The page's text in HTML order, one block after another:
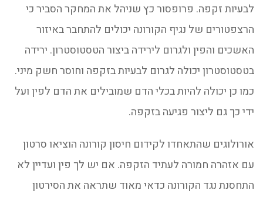
לבעיות זקפה. פרופסור כץ שניהל את המחקר הסביר כי
הרצפטורים של נגיף הקורונה יכולים להתחבר באיזור
האשכים והפין ולגרום לירידה ביצור הטסטוסטרון. ירידה
בטסטוסטרון יכולה לגרום לבעיות בזקפה וחוסר חשק מיני.
כמו כן יכולה להיות בכלי הדם שמובילים את הדם לפין ועל
ידי כך גם ליצור פגיעה בזקפה.
אורולוגים שהתאחדו לקידום חיסון קורונה הוציאו סרטון
עם אזהרה חמורה לעתיד הזקפה. אם יש לך פין ועדיין לא
התחסנת נגד הקורונה כדאי מאוד שתראה את הסירטון